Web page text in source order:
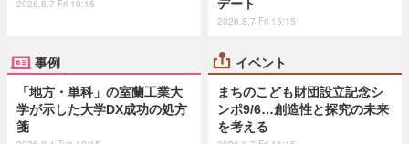
2026.8.7 Fri 19:15
デート
2026.8.7 Fri 15:15
事例
「地方・単科」の室蘭工業大
学が示した大学DX成功の処方
箋
イベント
まちのこども財団設立記念シ
ンポ9/6…創造性と探究の未来
を考える